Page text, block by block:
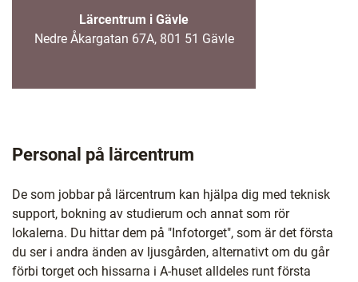
n
y
t
n
t
e
r
)
Lärcentrum i Gävle
Nedre Åkargatan 67A, 801 51 Gävle
Personal på lärcentrum
De som jobbar på lärcentrum kan hjälpa dig med teknisk
support, bokning av studierum och annat som rör
lokalerna. Du hittar dem på "Infotorget", som är det första
du ser i andra änden av ljusgården, alternativt om du går
förbi torget och hissarna i A-huset alldeles runt första